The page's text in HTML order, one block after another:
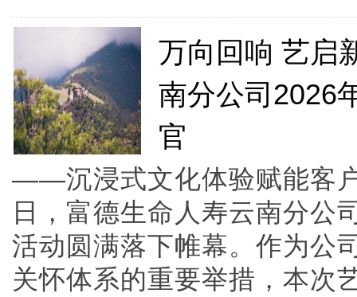
万向回响 艺
南分公司2026
官
——沉浸式文化体验赋能客
日，富德生命人寿云南分公
活动圆满落下帷幕。作为公
关怀体系的重要举措，本次